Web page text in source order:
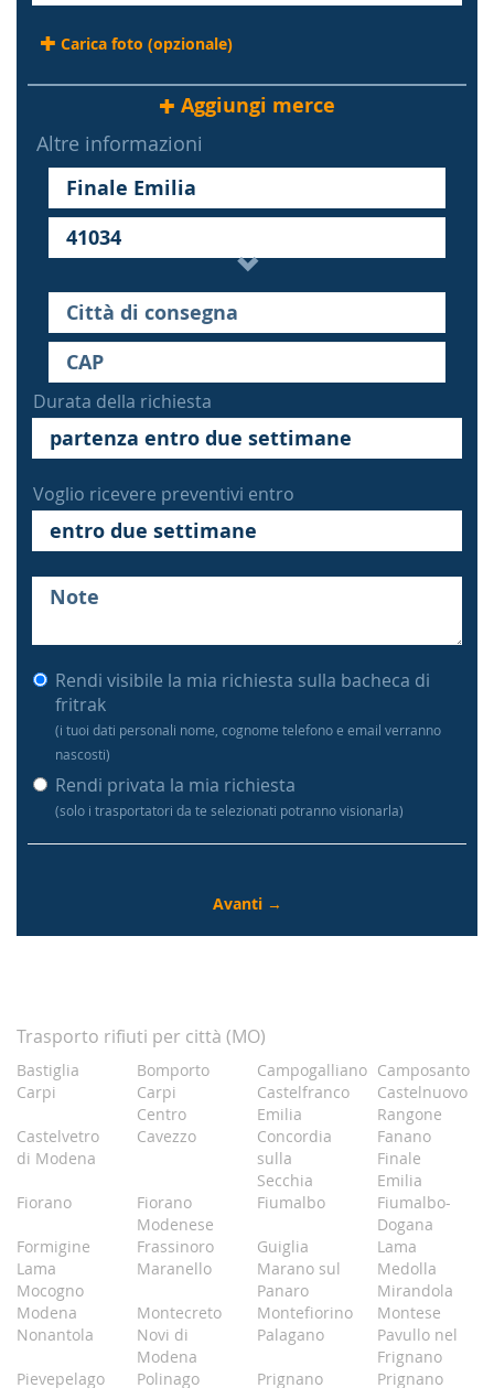
Carica foto (opzionale)
Aggiungi merce
Altre informazioni
Durata della richiesta
Voglio ricevere preventivi entro
Rendi visibile la mia richiesta sulla bacheca di
fritrak
(i tuoi dati personali nome, cognome telefono e email verranno
nascosti)
Rendi privata la mia richiesta
(solo i trasportatori da te selezionati potranno visionarla)
Trasporto rifiuti per città (MO)
Bastiglia Bomporto Campogalliano Camposanto
Carpi
Carpi
Centro
Castelfranco
Emilia
Castelnuovo
Rangone
Castelvetro
di Modena
Cavezzo
Concordia
sulla
Secchia
Fanano
Finale
Emilia
Fiorano
Fiorano
Modenese
Fiumalbo
Fiumalbo-
Dogana
Formigine
Frassinoro Guiglia
Lama
Lama
Mocogno
Maranello
Marano sul
Panaro
Medolla
Mirandola
Modena
Montecreto Montefiorino
Montese
Nonantola
Novi di
Modena
Palagano
Pavullo nel
Frignano
Pievepelago
Polinago Prignano Prignano